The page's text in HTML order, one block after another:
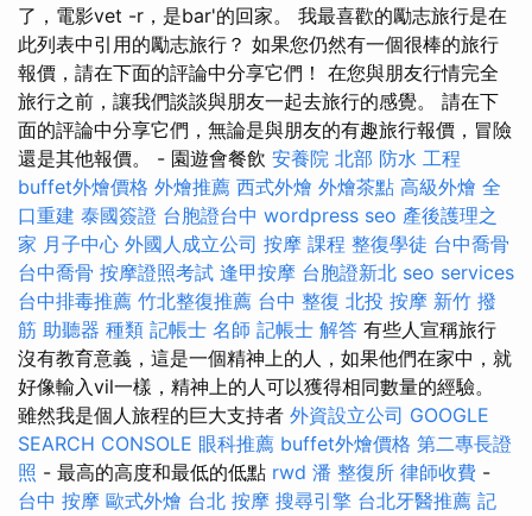
了，電影vet -r，是bar'的回家。 我最喜歡的勵志旅行是在
此列表中引用的勵志旅行？ 如果您仍然有一個很棒的旅行
報價，請在下面的評論中分享它們！ 在您與朋友行情完全
旅行之前，讓我們談談與朋友一起去旅行的感覺。 請在下
面的評論中分享它們，無論是與朋友的有趣旅行報價，冒險
還是其他報價。 - 園遊會餐飲 安養院 北部 防水 工程
buffet外燴價格 外燴推薦 西式外燴 外燴茶點 高級外燴 全
口重建 泰國簽證 台胞證台中 wordpress seo 產後護理之
家 月子中心 外國人成立公司 按摩 課程 整復學徒 台中喬骨
台中喬骨 按摩證照考試 逢甲按摩 台胞證新北 seo services
台中排毒推薦 竹北整復推薦 台中 整復 北投 按摩 新竹 撥
筋 助聽器 種類 記帳士 名師 記帳士 解答 有些人宣稱旅行
沒有教育意義，這是一個精神上的人，如果他們在家中，就
好像輸入vil一樣，精神上的人可以獲得相同數量的經驗。
雖然我是個人旅程的巨大支持者 外資設立公司 GOOGLE
SEARCH CONSOLE 眼科推薦 buffet外燴價格 第二專長證
照 - 最高的高度和最低的低點 rwd 潘 整復所 律師收費 -
台中 按摩 歐式外燴 台北 按摩 搜尋引擎 台北牙醫推薦 記